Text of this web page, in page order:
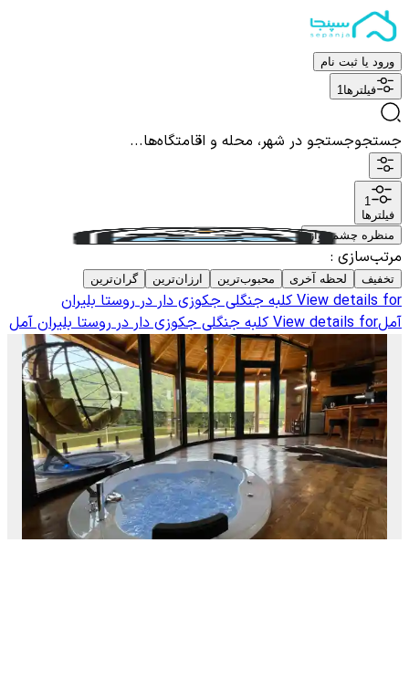
ورود یا ثبت نام
فیلترها1
جستجوجستجو در شهر، محله و اقامتگاه‌ها...
1
فیلترها
منظره چشم نواز
مرتب‌سازی :
تخفیف لحظه آخری محبوب‌ترین ارزان‌ترین گران‌ترین
View details for کلبه جنگلی جکوزی دار در روستا بلیران
آملView details for کلبه جنگلی جکوزی دار در روستا بلیران آمل